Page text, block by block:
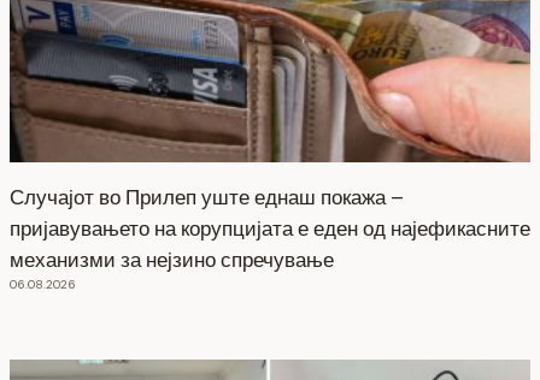
Случајот во Прилеп уште еднаш покажа –
пријавувањето на корупцијата е еден од најефикасните
механизми за нејзино спречување
06.08.2026